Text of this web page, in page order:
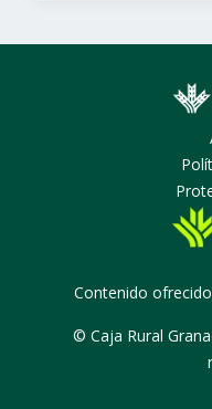
Contenido
© Caja Rural